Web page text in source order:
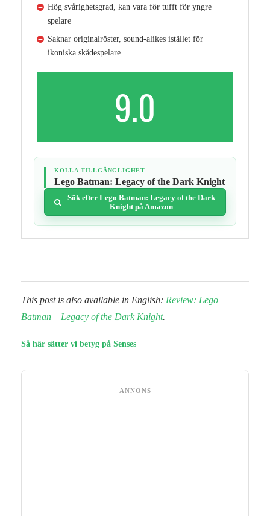
Hög svårighetsgrad, kan vara för tufft för yngre
spelare
Saknar originalröster, sound‑alikes istället för
ikoniska skådespelare
9.0
KOLLA TILLGÄNGLIGHET
Lego Batman: Legacy of the Dark Knight
Sök efter Lego Batman: Legacy of the Dark
Knight på Amazon
This post is also available in English: Review: Lego
Batman – Legacy of the Dark Knight.
Så här sätter vi betyg på Senses
ANNONS